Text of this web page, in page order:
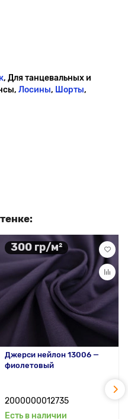
, Для танцевальных и
Лосины, Шорты,
300 гр/м²
Джерси нейлон 13006 —
фиолетовый
2000000012735
Есть в наличии